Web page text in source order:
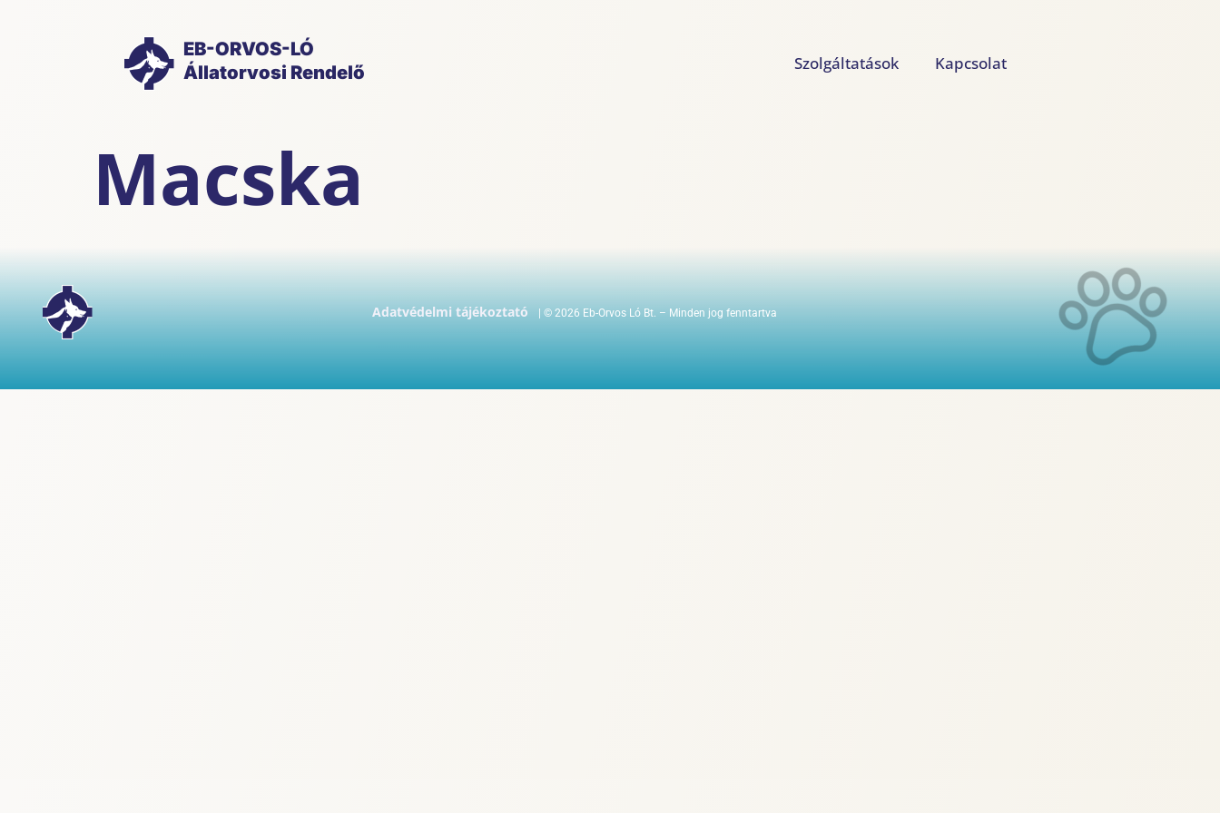
EB-ORVOS-LÓ
Állatorvosi Rendelő
Szolgáltatások Kapcsolat
Macska
Adatvédelmi tájékoztató | © 2026 Eb-Orvos Ló Bt. – Minden jog fenntartva